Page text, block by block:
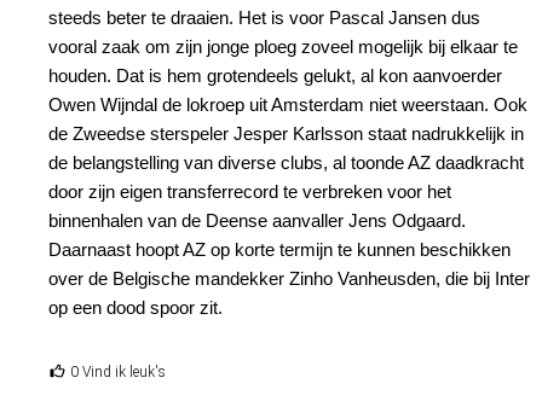
steeds beter te draaien. Het is voor Pascal Jansen dus
vooral zaak om zijn jonge ploeg zoveel mogelijk bij elkaar te
houden. Dat is hem grotendeels gelukt, al kon aanvoerder
Owen Wijndal de lokroep uit Amsterdam niet weerstaan. Ook
de Zweedse sterspeler Jesper Karlsson staat nadrukkelijk in
de belangstelling van diverse clubs, al toonde AZ daadkracht
door zijn eigen transferrecord te verbreken voor het
binnenhalen van de Deense aanvaller Jens Odgaard.
Daarnaast hoopt AZ op korte termijn te kunnen beschikken
over de Belgische mandekker Zinho Vanheusden, die bij Inter
op een dood spoor zit.
0 Vind ik leuk's